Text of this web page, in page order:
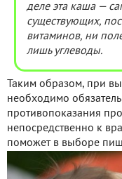
деле эта каша —
существующих,
витаминов, ни
лишь углеводы.
Таким образом, при
необходимо
противопоказания
непосредственно к
поможет в выборе